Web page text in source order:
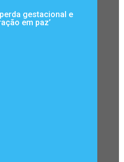
gestacional e
em paz’